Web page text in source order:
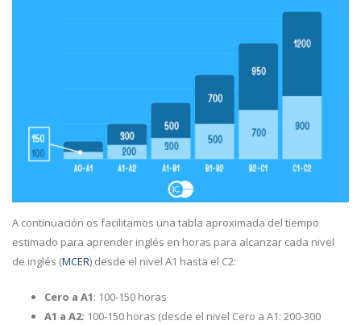
A continuación os facilitamos una tabla aproximada del tiempo
estimado para aprender inglés en horas para alcanzar cada nivel
de inglés (MCER) desde el nivel A1 hasta el C2:
Cero a A1: 100-150 horas
A1 a A2: 100-150 horas (desde el nivel Cero a A1: 200-300